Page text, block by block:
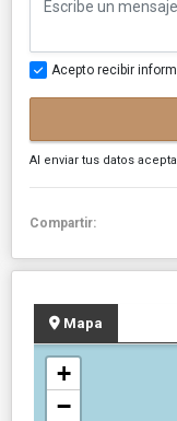
Acepto recibir
Al enviar tus datos
Compartir:
Mapa
+
−